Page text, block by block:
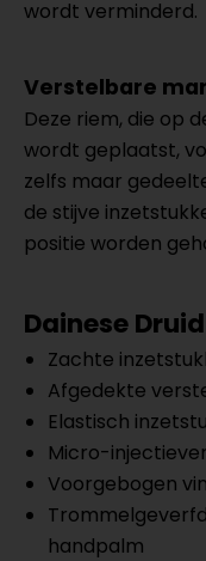
wordt verminderd.
Verstelbare
Deze riem, die op
wordt geplaatst,
zelfs maar
de stijve
positie worden
Dainese
Zachte
Afgedekte
Elastisch
Micro-
Voorgebogen
handpalm